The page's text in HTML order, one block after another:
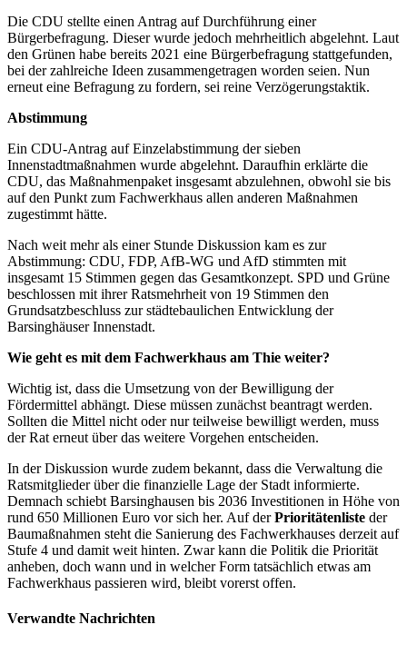
Die CDU stellte einen Antrag auf Durchführung einer
Bürgerbefragung. Dieser wurde jedoch mehrheitlich abgelehnt. Laut
den Grünen habe bereits 2021 eine Bürgerbefragung stattgefunden,
bei der zahlreiche Ideen zusammengetragen worden seien. Nun
erneut eine Befragung zu fordern, sei reine Verzögerungstaktik.
Abstimmung
Ein CDU-Antrag auf Einzelabstimmung der sieben
Innenstadtmaßnahmen wurde abgelehnt. Daraufhin erklärte die
CDU, das Maßnahmenpaket insgesamt abzulehnen, obwohl sie bis
auf den Punkt zum Fachwerkhaus allen anderen Maßnahmen
zugestimmt hätte.
Nach weit mehr als einer Stunde Diskussion kam es zur
Abstimmung: CDU, FDP, AfB-WG und AfD stimmten mit
insgesamt 15 Stimmen gegen das Gesamtkonzept. SPD und Grüne
beschlossen mit ihrer Ratsmehrheit von 19 Stimmen den
Grundsatzbeschluss zur städtebaulichen Entwicklung der
Barsinghäuser Innenstadt.
Wie geht es mit dem Fachwerkhaus am Thie weiter?
Wichtig ist, dass die Umsetzung von der Bewilligung der
Fördermittel abhängt. Diese müssen zunächst beantragt werden.
Sollten die Mittel nicht oder nur teilweise bewilligt werden, muss
der Rat erneut über das weitere Vorgehen entscheiden.
In der Diskussion wurde zudem bekannt, dass die Verwaltung die
Ratsmitglieder über die finanzielle Lage der Stadt informierte.
Demnach schiebt Barsinghausen bis 2036 Investitionen in Höhe von
rund 650 Millionen Euro vor sich her. Auf derPrioritätenliste der
Baumaßnahmen steht die Sanierung des Fachwerkhauses derzeit auf
Stufe 4 und damit weit hinten. Zwar kann die Politik die Priorität
anheben, doch wann und in welcher Form tatsächlich etwas am
Fachwerkhaus passieren wird, bleibt vorerst offen.
Verwandte Nachrichten